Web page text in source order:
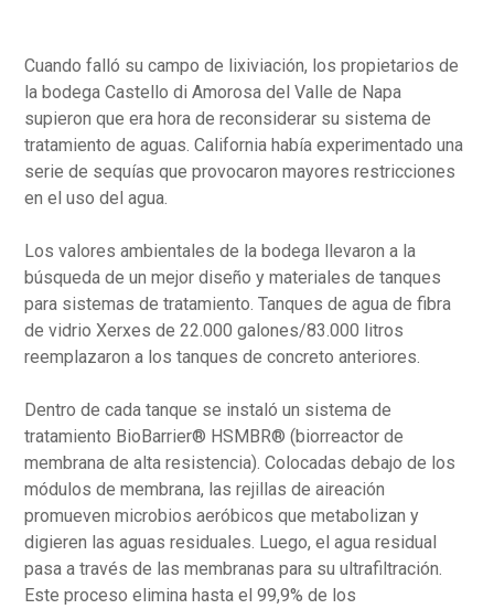
Cuando falló su campo de lixiviación, los propietarios de
la bodega Castello di Amorosa del Valle de Napa
supieron que era hora de reconsiderar su sistema de
tratamiento de aguas. California había experimentado una
serie de sequías que provocaron mayores restricciones
en el uso del agua.
Los valores ambientales de la bodega llevaron a la
búsqueda de un mejor diseño y materiales de tanques
para sistemas de tratamiento. Tanques de agua de fibra
de vidrio Xerxes de 22.000 galones/83.000 litros
reemplazaron a los tanques de concreto anteriores.
Dentro de cada tanque se instaló un sistema de
tratamiento BioBarrier® HSMBR® (biorreactor de
membrana de alta resistencia). Colocadas debajo de los
módulos de membrana, las rejillas de aireación
promueven microbios aeróbicos que metabolizan y
digieren las aguas residuales. Luego, el agua residual
pasa a través de las membranas para su ultrafiltración.
Este proceso elimina hasta el 99,9% de los